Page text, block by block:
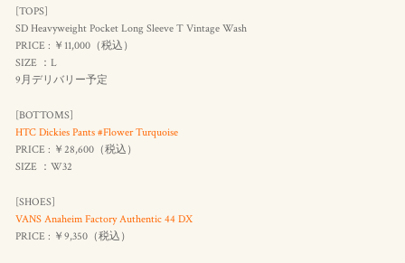
[TOPS]
SD Heavyweight Pocket Long Sleeve T Vintage Wash
PRICE : ￥11,000（税込 ）
SIZE ：L
9月デリバリー予定
[BOTTOMS]
HTC Dickies Pants #Flower Turquoise
PRICE : ￥28,600（税込 ）
SIZE ：W32
[SHOES]
VANS Anaheim Factory Authentic 44 DX
PRICE : ￥9,350（税込 ）